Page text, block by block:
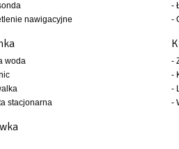
nawigacyjne
woda
stacjonarna
-
-
-
-
-
-